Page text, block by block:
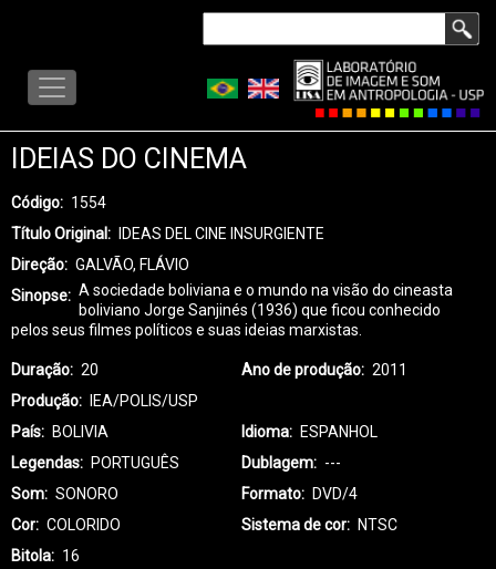
conteúdo
LISA
MENU
IDEIAS DO CINEMA
Código
1554
Título Original
IDEAS DEL CINE INSURGIENTE
Direção
GALVÃO, FLÁVIO
Sinopse
A sociedade boliviana e o mundo na visão do cineasta
boliviano Jorge Sanjinés (1936) que ficou conhecido
pelos seus filmes políticos e suas ideias marxistas.
Duração 20 Ano de produção
2011
Produção
IEA/POLIS/USP
País
BOLIVIA Idioma
ESPANHOL
Legendas
PORTUGUÊS Dublagem
---
Som
SONORO Formato
DVD/4
Cor
COLORIDO Sistema de cor
NTSC
Bitola
16